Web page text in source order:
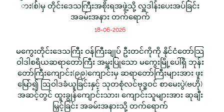
ား(စ်)မှ တိုင်းဒေသကြီးအစိုးရအဖွဲ့သို့ လှူဒါန်းပေးအပ်ခြင်း
အခမ်းအနား တက်ရောက်
18-06-2026
မကွေးတိုင်းဒေသကြီး ဝန်ကြီးချုပ် ဦးတင်ကိုကို နိုင်ငံတော်သြ
ဝါဒါစရိယဆရာတော်ကြီး အမှူးပြုသော မကွေးမြို့ပေါ်ရှိ ဘုန်း
တော်ကြီးကျောင်း(၉၉)ကျောင်းမှ ဆရာတော်ကြီးများအား ဖူး
မြော်၍ ဩဝါဒခံယူခြင်းနှင့် သုတစုံလင်ဗုဒ္ဓဝင် စာမေးပွဲ(ဗဟို)
အဆင့်တွင် ထူးချွန်ကျောင်းသား၊ ကျောင်းသူများအား ဆုချီး
မြှင့်ခြင်း အခမ်းအနားသို့ တက်ရောက်